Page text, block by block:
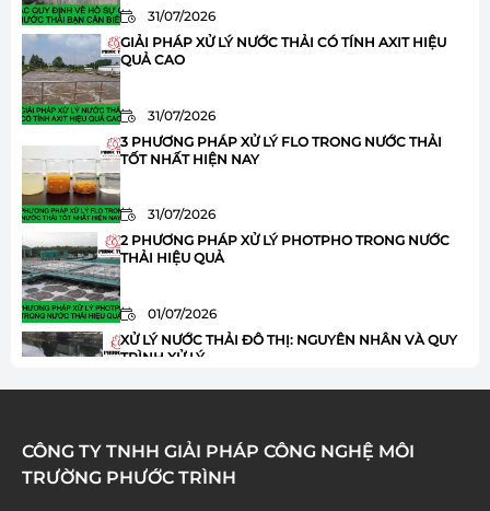
31/07/2026
GIẢI PHÁP XỬ LÝ NƯỚC THẢI CÓ TÍNH AXIT HIỆU
QUẢ CAO
31/07/2026
3 PHƯƠNG PHÁP XỬ LÝ FLO TRONG NƯỚC THẢI
TỐT NHẤT HIỆN NAY
31/07/2026
2 PHƯƠNG PHÁP XỬ LÝ PHOTPHO TRONG NƯỚC
THẢI HIỆU QUẢ
01/07/2026
XỬ LÝ NƯỚC THẢI ĐÔ THỊ: NGUYÊN NHÂN VÀ QUY
TRÌNH XỬ LÝ
HÓA CHẤT JAVEN TRONG XỬ LÝ NƯỚC THẢI: ƯU
ĐIỂM VÀ ỨNG DỤNG
CÔNG TY TNHH GIẢI PHÁP CÔNG NGHỆ MÔI
TRƯỜNG PHƯỚC TRÌNH